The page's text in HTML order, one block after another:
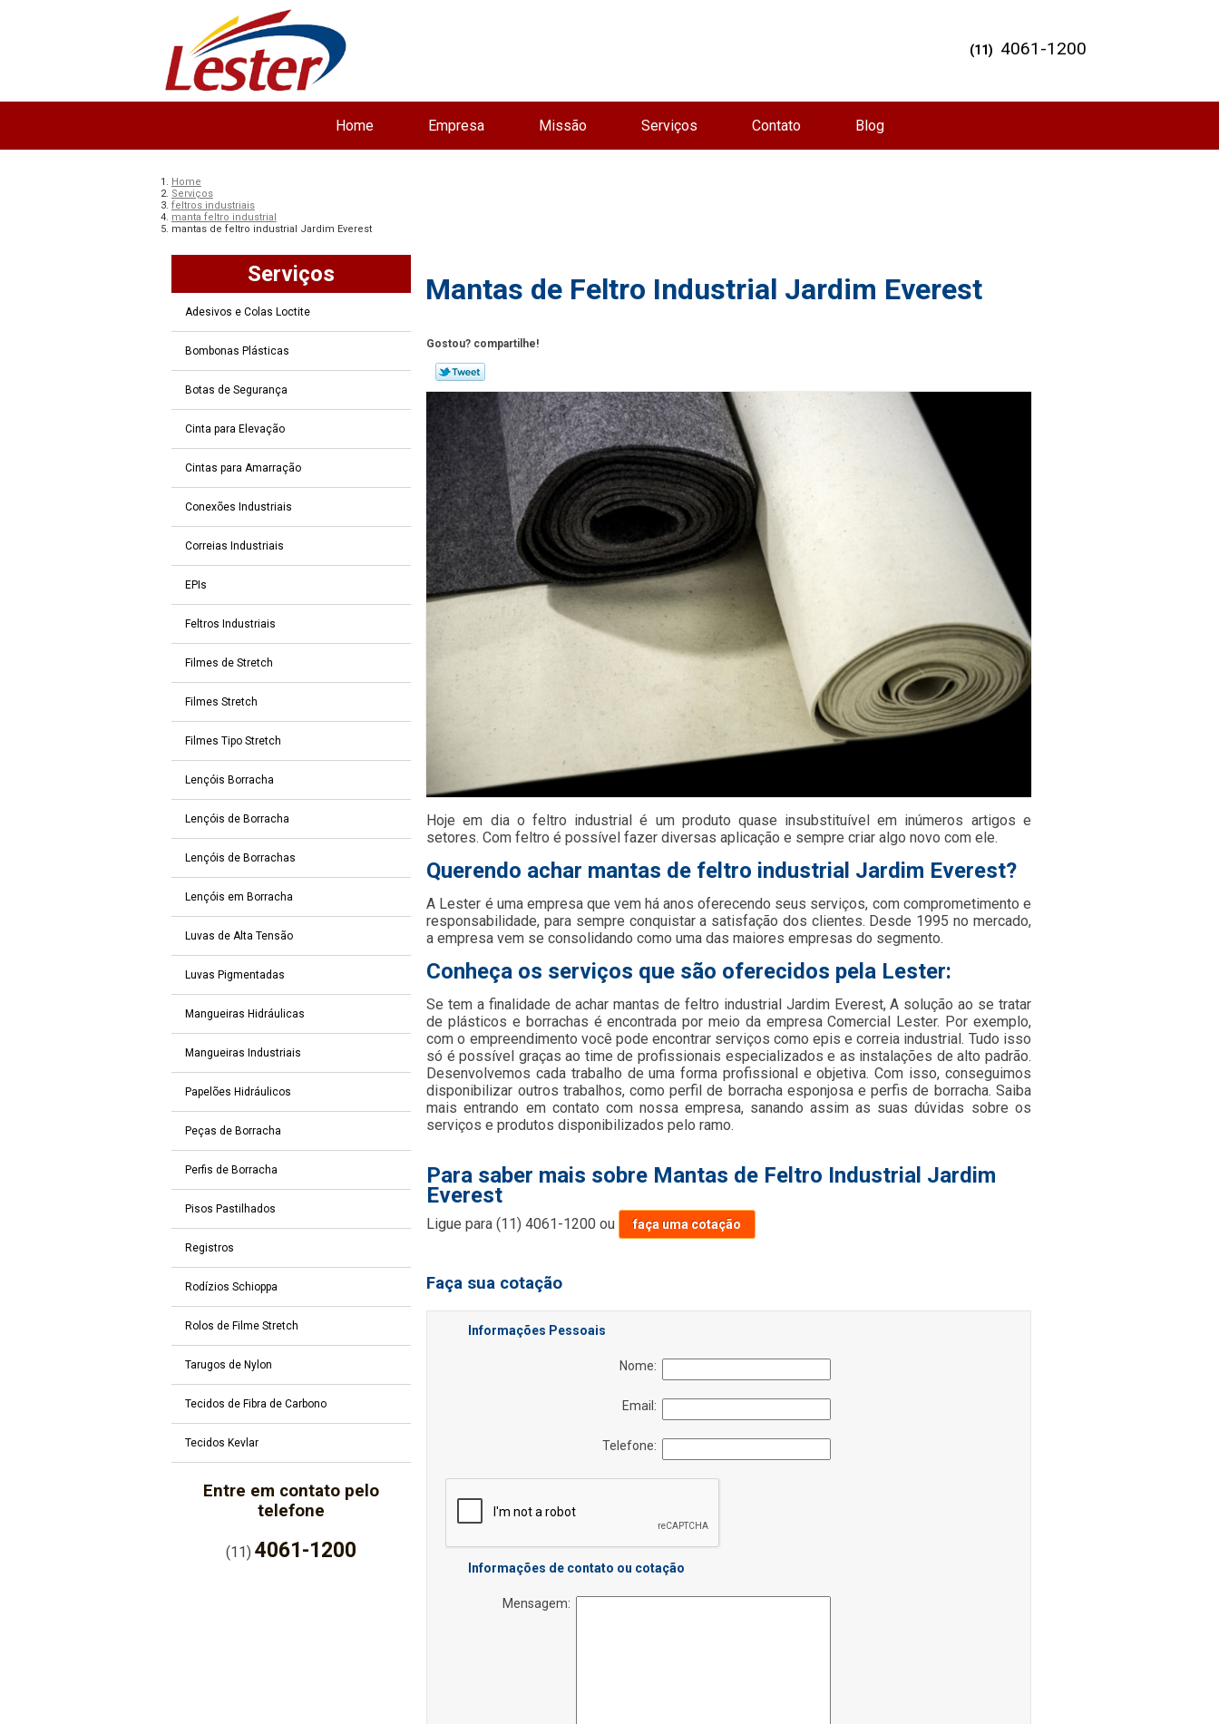
Home Empresa Missão Serviços Contato Blog
(11) 4061-1200
Home
Serviços
feltros industriais
manta feltro industrial
mantas de feltro industrial Jardim Everest
Serviços
Adesivos e Colas Loctite
Bombonas Plásticas
Botas de Segurança
Cinta para Elevação
Cintas para Amarração
Conexões Industriais
Correias Industriais
EPIs
Feltros Industriais
Filmes de Stretch
Filmes Stretch
Filmes Tipo Stretch
Lençóis Borracha
Lençóis de Borracha
Lençóis de Borrachas
Lençóis em Borracha
Luvas de Alta Tensão
Luvas Pigmentadas
Mangueiras Hidráulicas
Mangueiras Industriais
Papelões Hidráulicos
Peças de Borracha
Perfis de Borracha
Pisos Pastilhados
Registros
Rodízios Schioppa
Rolos de Filme Stretch
Tarugos de Nylon
Tecidos de Fibra de Carbono
Tecidos Kevlar
Entre em contato pelo
telefone
(11)4061-1200
Mantas de Feltro Industrial Jardim Everest
Gostou? compartilhe!
Hoje em dia o feltro industrial é um produto quase insubstituível em inúmeros artigos e
setores. Com feltro é possível fazer diversas aplicação e sempre criar algo novo com ele.
Querendo achar mantas de feltro industrial Jardim Everest?
A Lester é uma empresa que vem há anos oferecendo seus serviços, com comprometimento e
responsabilidade, para sempre conquistar a satisfação dos clientes. Desde 1995 no mercado,
a empresa vem se consolidando como uma das maiores empresas do segmento.
Conheça os serviços que são oferecidos pela Lester:
Se tem a finalidade de achar mantas de feltro industrial Jardim Everest, A solução ao se tratar
de plásticos e borrachas é encontrada por meio da empresa Comercial Lester. Por exemplo,
com o empreendimento você pode encontrar serviços como epis e correia industrial. Tudo isso
só é possível graças ao time de profissionais especializados e as instalações de alto padrão.
Desenvolvemos cada trabalho de uma forma profissional e objetiva. Com isso, conseguimos
disponibilizar outros trabalhos, como perfil de borracha esponjosa e perfis de borracha. Saiba
mais entrando em contato com nossa empresa, sanando assim as suas dúvidas sobre os
serviços e produtos disponibilizados pelo ramo.
Para saber mais sobre Mantas de Feltro Industrial Jardim
Everest
Ligue para(11) 4061-1200 ou faça uma cotação
Faça sua cotação
Informações Pessoais
Nome:
Email:
Telefone:
Informações de contato ou cotação
Mensagem: